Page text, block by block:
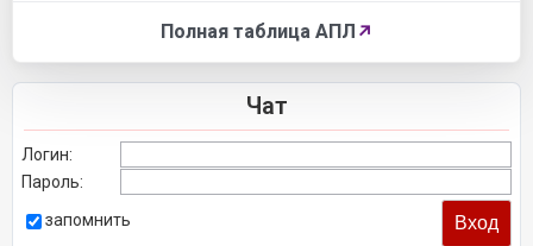
Полная таблица АПЛ ↗
Чат
Логин:
Пароль:
запомнить